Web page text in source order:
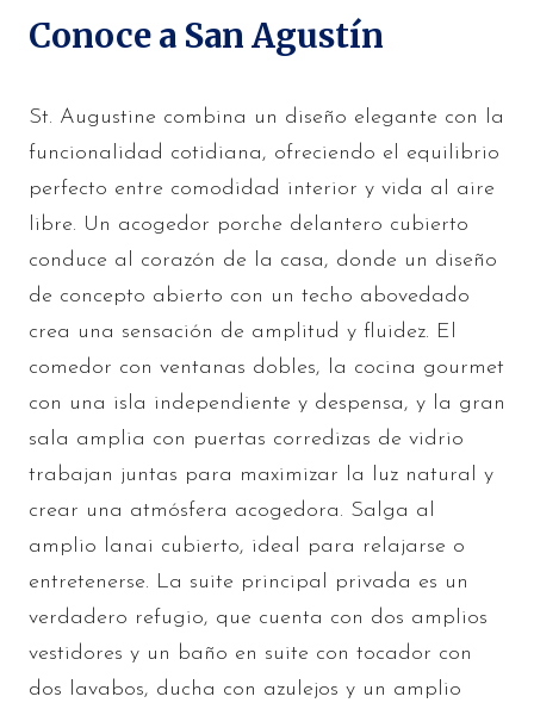
Conoce a San Agustín
St. Augustine combina un diseño elegante con la
funcionalidad cotidiana, ofreciendo el equilibrio
perfecto entre comodidad interior y vida al aire
libre. Un acogedor porche delantero cubierto
conduce al corazón de la casa, donde un diseño
de concepto abierto con un techo abovedado
crea una sensación de amplitud y fluidez. El
comedor con ventanas dobles, la cocina gourmet
con una isla independiente y despensa, y la gran
sala amplia con puertas corredizas de vidrio
trabajan juntas para maximizar la luz natural y
crear una atmósfera acogedora. Salga al
amplio lanai cubierto, ideal para relajarse o
entretenerse. La suite principal privada es un
verdadero refugio, que cuenta con dos amplios
vestidores y un baño en suite con tocador con
dos lavabos, ducha con azulejos y un amplio